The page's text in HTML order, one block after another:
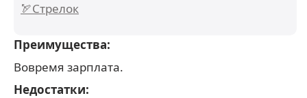
🏹Стрелок
Преимущества:
Вовремя зарплата.
Недостатки: